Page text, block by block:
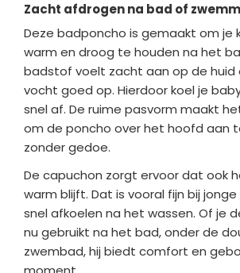
Zacht afdrogen na bad of
Deze badponcho is gemaakt om je
warm en droog te houden na het
badstof voelt zacht aan op de huid
vocht goed op. Hierdoor koel je
snel af. De ruime pasvorm maakt
om de poncho over het hoofd aan
zonder gedoe.
De capuchon zorgt ervoor dat ook
warm blijft. Dat is vooral fijn bij
snel afkoelen na het wassen. Of je
nu gebruikt na het bad, onder de
zwembad, hij biedt comfort en